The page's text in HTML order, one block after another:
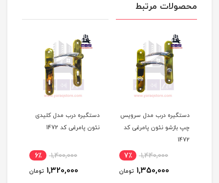
محصولات مرتبط
دستگیره درب مدل سرویس
چپ بازشو نئون پامرغی کد
1472
1,440,000 7٪
1,350,000 تومان
دستگیره درب مدل کلیدی
نئون پامرغی کد 1472
1,400,000 6٪
1,320,000 تومان